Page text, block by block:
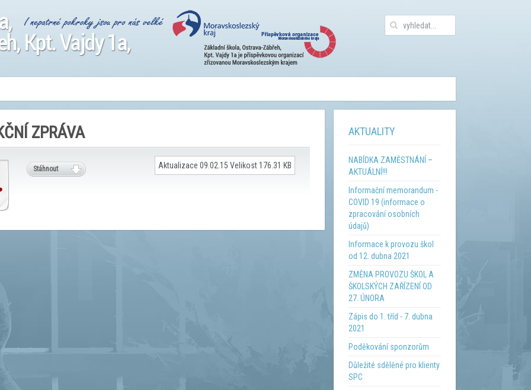
ZPRÁVA
Aktualizace 09.02.15 Velikost 176.31 KB
Stáhnout
AKTUALITY
NABÍDKA ZAMĚSTNÁNÍ –
AKTUÁLNÍ!!!
Informační memorandum -
COVID 19 (informace o
zpracování osobních
údajů)
Informace k provozu škol
od 12. dubna 2021
ZMĚNA PROVOZU ŠKOL A
ŠKOLSKÝCH ZAŘÍZENÍ OD
27. ÚNORA
Zápis do 1. tříd - 7. dubna
2021
Poděkování sponzorům
Důležité sdělěné pro klienty
SPC